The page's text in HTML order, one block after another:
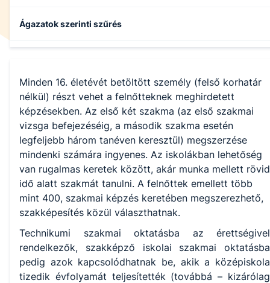
Ágazatok szerinti szűrés
Egészségügy
Gépészet
Szociális
Oktatás
Minden 16. életévét betöltött személy (felső korhatár
nélkül) részt vehet a felnőtteknek meghirdetett
képzésekben. Az első két szakma (az első szakmai
vizsga befejezéséig, a második szakma esetén
legfeljebb három tanéven keresztül) megszerzése
mindenki számára ingyenes. Az iskolákban lehetőség
van rugalmas keretek között, akár munka mellett rövid
idő alatt szakmát tanulni. A felnőttek emellett több
mint 400, szakmai képzés keretében megszerezhető,
szakképesítés közül választhatnak.
Technikumi szakmai oktatásba az érettségivel
rendelkezők, szakképző iskolai szakmai oktatásba
pedig azok kapcsolódhatnak be, akik a középiskola
tizedik évfolyamát teljesítették (továbbá – kizárólag